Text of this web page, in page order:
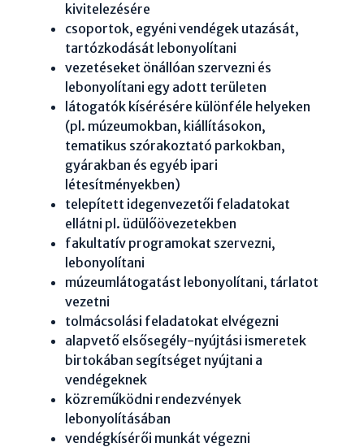
kivitelezésére
csoportok, egyéni vendégek utazását,
tartózkodását lebonyolítani
vezetéseket önállóan szervezni és
lebonyolítani egy adott területen
látogatók kísérésére különféle helyeken
(pl. múzeumokban, kiállításokon,
tematikus szórakoztató parkokban,
gyárakban és egyéb ipari
létesítményekben)
telepített idegenvezetői feladatokat
ellátni pl. üdülőövezetekben
fakultatív programokat szervezni,
lebonyolítani
múzeumlátogatást lebonyolítani, tárlatot
vezetni
tolmácsolási feladatokat elvégezni
alapvető elsősegély-nyújtási ismeretek
birtokában segítséget nyújtani a
vendégeknek
közreműködni rendezvények
lebonyolításában
vendégkísérői munkát végezni